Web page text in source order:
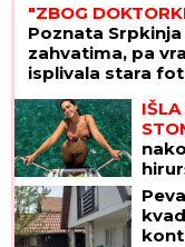
"ZBOG
Poznata
zahvatima, pa
isplivala stara